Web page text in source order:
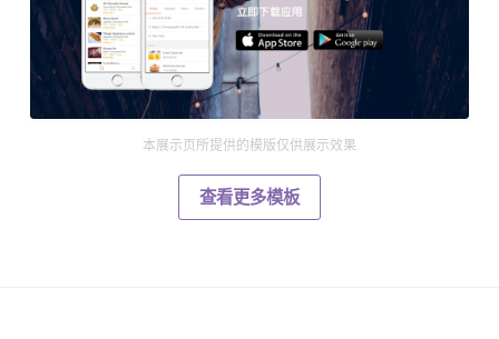
本展示页所提供的模版仅供展示效果
查看更多模板